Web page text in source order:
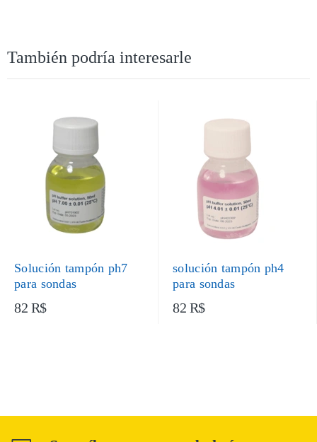
También podría interesarle
Solución tampón ph7
para sondas
82 R$
solución tampón ph4
para sondas
82 R$